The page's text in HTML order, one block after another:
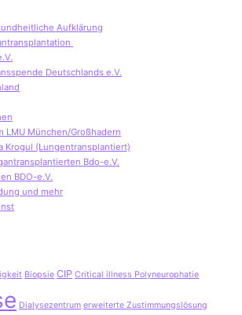
Aufklärung
Deutschlands e.V.
LMU München/Großhadern
Krogul (Lungentransplantiert)
Bdo-e.V.
BDO-e.V.
und mehr
Biopsie CIP Critical illness Polyneurophatie
Dialysezentrum erweiterte Zustimmungslösung